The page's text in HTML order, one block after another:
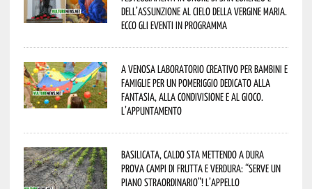
dell’assunzione al cielo della Vergine Maria.
Ecco gli eventi in programma
A Venosa laboratorio creativo per bambini e
famiglie per un pomeriggio dedicato alla
fantasia, alla condivisione e al gioco.
L’appuntamento
Basilicata, caldo sta mettendo a dura
prova campi di frutta e verdura: “Serve un
piano straordinario”! L’appello